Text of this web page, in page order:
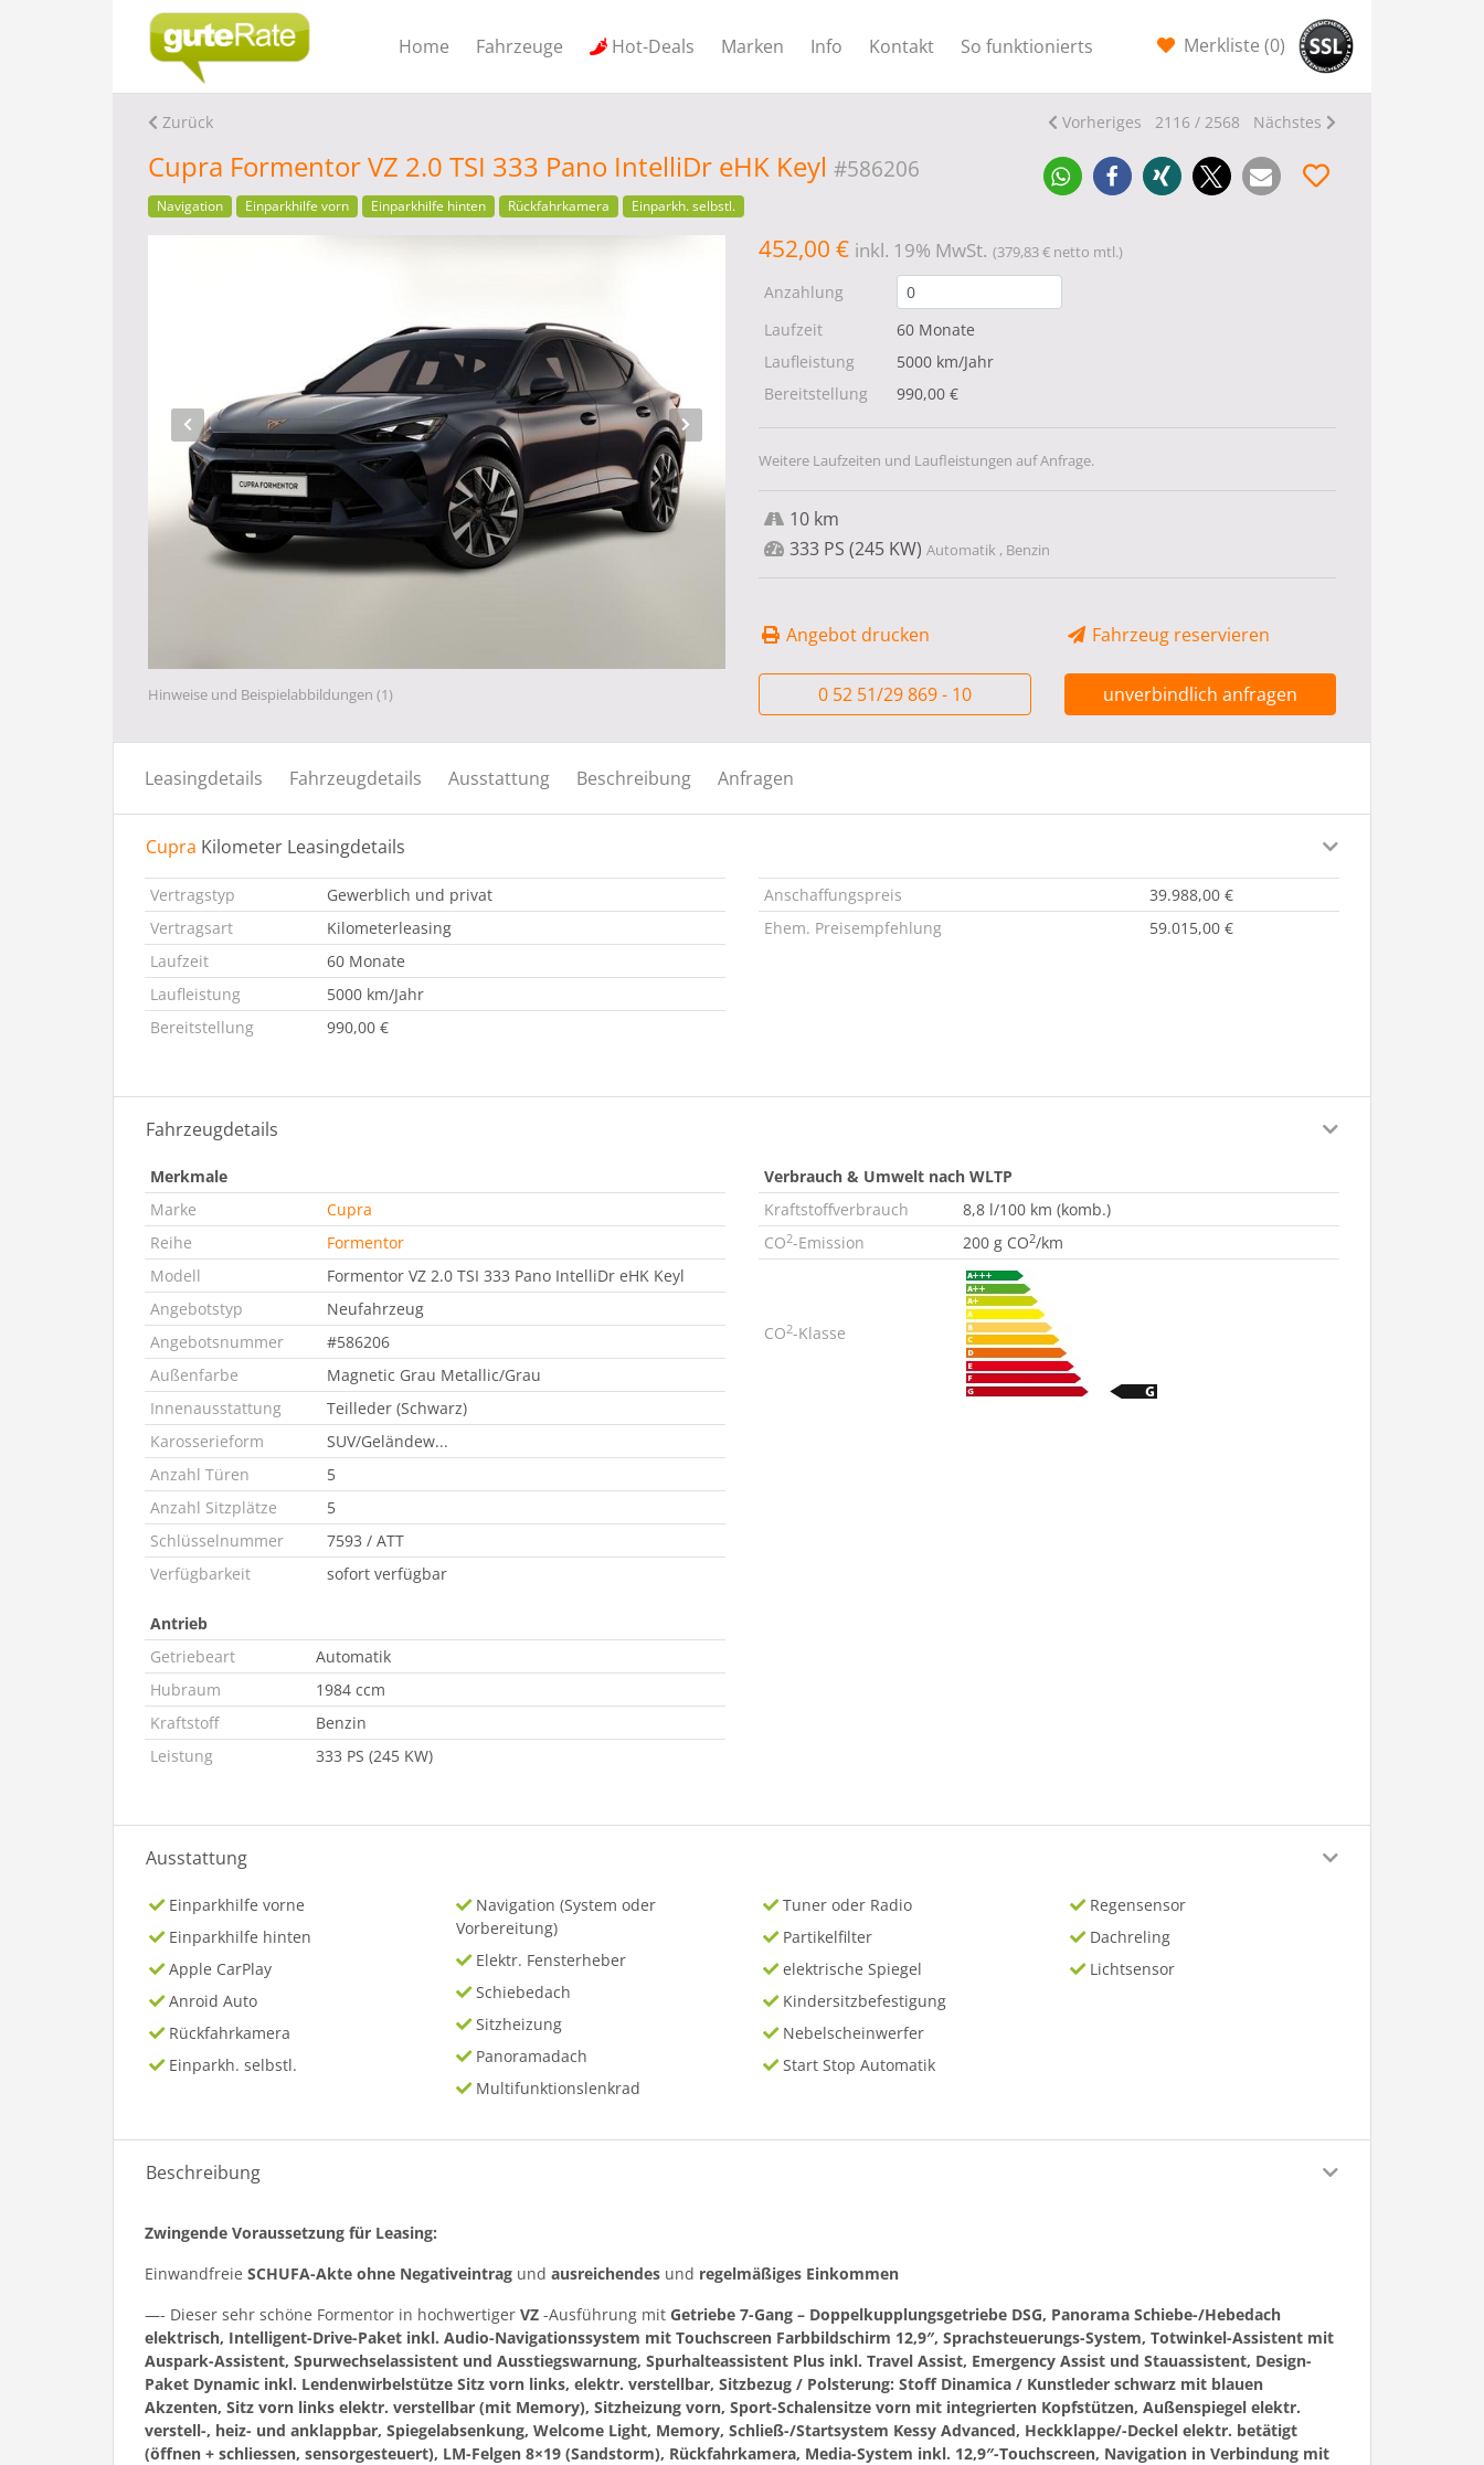
Home Fahrzeuge Hot-Deals Marken Info Kontakt So funktionierts Merkliste (0)
Zurück Vorheriges 2116 / 2568 Nächstes
Cupra Formentor VZ 2.0 TSI 333 Pano IntelliDr eHK Keyl #586206
Navigation Einparkhilfe vorn Einparkhilfe hinten Rückfahrkamera Einparkh. selbstl.
Hinweise und Beispielabbildungen (1)
452,00 € inkl. 19% MwSt. (379,83 € netto mtl.)
Anzahlung
Laufzeit
60 Monate
Laufleistung
5000 km/Jahr
Bereitstellung
990,00 €
Weitere Laufzeiten und Laufleistungen auf Anfrage.
10 km
333 PS (245 KW) Automatik , Benzin
Angebot drucken Fahrzeug reservieren
0 52 51/29 869 - 10 unverbindlich anfragen
Leasingdetails Fahrzeugdetails Ausstattung Beschreibung Anfragen
Cupra Kilometer Leasingdetails
Vertragstyp
Gewerblich und privat
Vertragsart
Kilometerleasing
Laufzeit
60 Monate
Laufleistung
5000 km/Jahr
Bereitstellung
990,00 €
Anschaffungspreis
39.988,00 €
Ehem. Preisempfehlung
59.015,00 €
Fahrzeugdetails
Merkmale
Marke
Cupra
Reihe
Formentor
Modell
Formentor VZ 2.0 TSI 333 Pano IntelliDr eHK Keyl
Angebotstyp
Neufahrzeug
Angebotsnummer
#586206
Außenfarbe
Magnetic Grau Metallic/Grau
Innenausstattung
Teilleder (Schwarz)
Karosserieform
SUV/Geländew...
Anzahl Türen
5
Anzahl Sitzplätze
5
Schlüsselnummer
7593 / ATT
Verfügbarkeit
sofort verfügbar
Antrieb
Getriebeart
Automatik
Hubraum
1984 ccm
Kraftstoff
Benzin
Leistung
333 PS (245 KW)
Verbrauch & Umwelt nach WLTP
Kraftstoffverbrauch
8,8 l/100 km (komb.)
CO2-Emission 200 g CO2/km
CO2-Klasse
Ausstattung
Einparkhilfe vorne
Einparkhilfe hinten
Apple CarPlay
Anroid Auto
Rückfahrkamera
Einparkh. selbstl.
Navigation (System oder
Vorbereitung)
Elektr. Fensterheber
Schiebedach
Sitzheizung
Panoramadach
Multifunktionslenkrad
Tuner oder Radio
Partikelfilter
elektrische Spiegel
Kindersitzbefestigung
Nebelscheinwerfer
Start Stop Automatik
Regensensor
Dachreling
Lichtsensor
Beschreibung
Zwingende Voraussetzung für Leasing:
Einwandfreie SCHUFA-Akte ohne Negativeintrag und ausreichendes und regelmäßiges Einkommen
—- Dieser sehr schöne Formentor in hochwertiger VZ -Ausführung mit Getriebe 7-Gang – Doppelkupplungsgetriebe DSG, Panorama Schiebe-/Hebedach
elektrisch, Intelligent-Drive-Paket inkl. Audio-Navigationssystem mit Touchscreen Farbbildschirm 12,9″, Sprachsteuerungs-System, Totwinkel-Assistent mit
Auspark-Assistent, Spurwechselassistent und Ausstiegswarnung, Spurhalteassistent Plus inkl. Travel Assist, Emergency Assist und Stauassistent, Design-
Paket Dynamic inkl. Lendenwirbelstütze Sitz vorn links, elektr. verstellbar, Sitzbezug / Polsterung: Stoff Dinamica / Kunstleder schwarz mit blauen
Akzenten, Sitz vorn links elektr. verstellbar (mit Memory), Sitzheizung vorn, Sport-Schalensitze vorn mit integrierten Kopfstützen, Außenspiegel elektr.
verstell-, heiz- und anklappbar, Spiegelabsenkung, Welcome Light, Memory, Schließ-/Startsystem Kessy Advanced, Heckklappe/-Deckel elektr. betätigt
(öffnen + schliessen, sensorgesteuert), LM-Felgen 8×19 (Sandstorm), Rückfahrkamera, Media-System inkl. 12,9″-Touchscreen, Navigation in Verbindung mit